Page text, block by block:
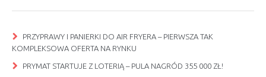
PRZYPRAWY I PANIERKI DO AIR FRYERA – PIERWSZA TAK
KOMPLEKSOWA OFERTA NA RYNKU
PRYMAT STARTUJE Z LOTERIĄ – PULA NAGRÓD 355 000 ZŁ!